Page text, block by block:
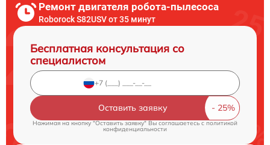
Ремонт двигателя робота-пылесоса
Roborock S82USV от 35 минут
Бесплатная консультация со
специалистом
Оставить заявку
Нажимая на кнопку "Оставить заявку" Вы соглашаетесь cполитикой
конфиденциальности